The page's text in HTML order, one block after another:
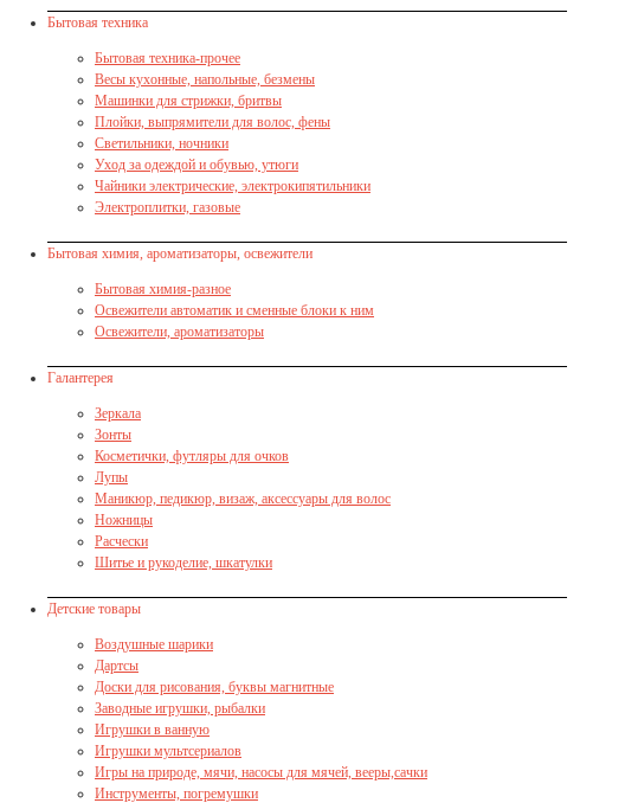
Бытовая техника
Бытовая техника-прочее
Весы кухонные, напольные, безмены
Машинки для стрижки, бритвы
Плойки, выпрямители для волос, фены
Светильники, ночники
Уход за одеждой и обувью, утюги
Чайники электрические, электрокипятильники
Электроплитки, газовые
Бытовая химия, ароматизаторы, освежители
Бытовая химия-разное
Освежители автоматик и сменные блоки к ним
Освежители, ароматизаторы
Галантерея
Зеркала
Зонты
Косметички, футляры для очков
Лупы
Маникюр, педикюр, визаж, аксессуары для волос
Ножницы
Расчески
Шитье и рукоделие, шкатулки
Детские товары
Воздушные шарики
Дартсы
Доски для рисования, буквы магнитные
Заводные игрушки, рыбалки
Игрушки в ванную
Игрушки мультсериалов
Игры на природе, мячи, насосы для мячей, вееры,сачки
Инструменты, погремушки